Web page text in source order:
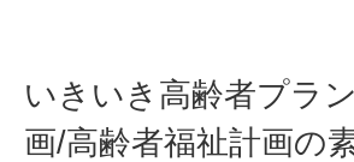
いきいき高齢者プラ
画/高齢者福祉計画の